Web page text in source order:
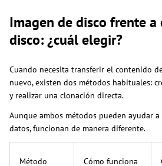
Imagen de disco frente a
disco: ¿cuál elegir?
Cuando necesita transferir el contenido
nuevo, existen dos métodos habituales:
y realizar una clonación directa.
Aunque ambos métodos pueden ayudar
datos, funcionan de manera diferente.
Método Cómo funciona